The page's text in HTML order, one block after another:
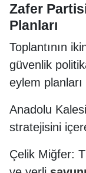
Zafer
Planları
Toplantının
güvenlik
eylem planları
Anadolu
stratejisini
Çelik Miğfer: